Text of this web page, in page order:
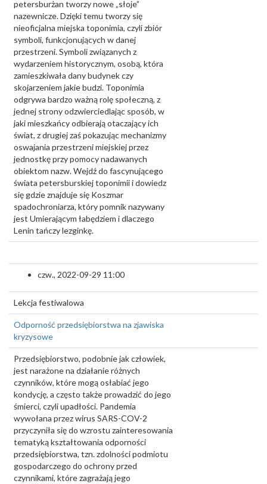
petersburżan tworzy nowe „słoje”
nazewnicze. Dzięki temu tworzy się
nieoficjalna miejska toponimia, czyli zbiór
symboli, funkcjonujących w danej
przestrzeni. Symboli związanych z
wydarzeniem historycznym, osobą, która
zamieszkiwała dany budynek czy
skojarzeniem jakie budzi. Toponimia
odgrywa bardzo ważną rolę społeczną, z
jednej strony odzwierciedlając sposób, w
jaki mieszkańcy odbierają otaczający ich
świat, z drugiej zaś pokazując mechanizmy
oswajania przestrzeni miejskiej przez
jednostkę przy pomocy nadawanych
obiektom nazw. Wejdź do fascynującego
świata petersburskiej toponimii i dowiedz
się gdzie znajduje się Koszmar
spadochroniarza, który pomnik nazywany
jest Umierającym łabędziem i dlaczego
Lenin tańczy lezginkę.
czw., 2022-09-29 11:00
Lekcja festiwalowa
Odporność przedsiębiorstwa na zjawiska
kryzysowe
Przedsiębiorstwo, podobnie jak człowiek,
jest narażone na działanie różnych
czynników, które mogą osłabiać jego
kondycję, a często także prowadzić do jego
śmierci, czyli upadłości. Pandemia
wywołana przez wirus SARS-COV-2
przyczyniła się do wzrostu zainteresowania
tematyką kształtowania odporności
przedsiębiorstwa, tzn. zdolności podmiotu
gospodarczego do ochrony przed
czynnikami, które zagrażają jego